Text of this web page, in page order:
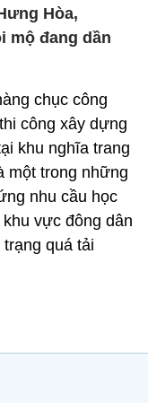
Hòa,
mộ đang dần
chục công
công xây dựng
khu nghĩa trang
một trong những
nhu cầu học
vực đông dân
quá tải